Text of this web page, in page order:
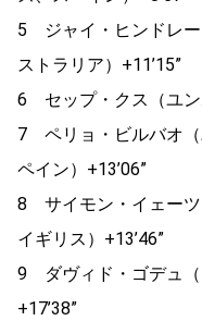
5 ジャイ・ヒンドレー
ストラリア）+11’15”
6 セップ・クス（ユン
7 ペリョ・ビルバオ（
ペイン）+13’06”
8 サイモン・イェーツ
イギリス）+13’46”
9 ダヴィド・ゴデュ（
+17’38”